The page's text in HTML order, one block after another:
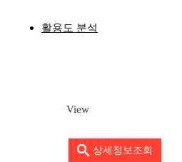
활용도 분석
View
상세정보조회